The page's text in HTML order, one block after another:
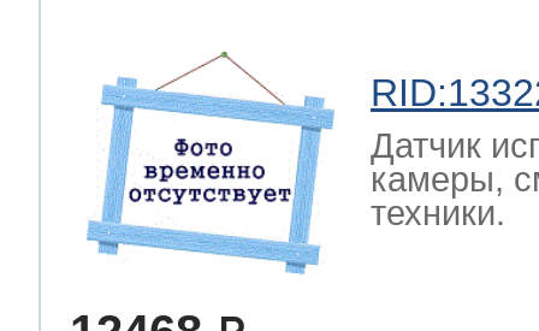
Датчик
камеры,
техники.